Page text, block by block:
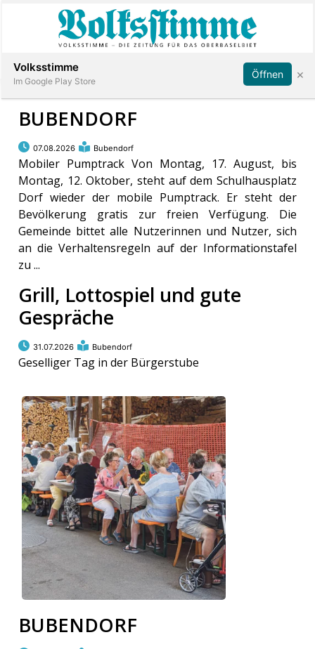
Immobilien
Veranstaltungen
Stellen
App
Fussball
Abonnieren Anmelden
BUBENDORF
07.08.2026 Bubendorf
Mobiler Pumptrack Von Montag, 17. August, bis
Montag, 12. Oktober, steht auf dem Schulhausplatz
Dorf wieder der mobile Pumptrack. Er steht der
Bevölkerung gratis zur freien Verfügung. Die
Gemeinde bittet alle Nutzerinnen und Nutzer, sich
an die Verhaltensregeln auf der Informationstafel
zu ...
Grill, Lottospiel und gute
Gespräche
31.07.2026 Bubendorf
Geselliger Tag in der Bürgerstube
BUBENDORF
Volksstimme
Im Google Play Store
Öffnen ×